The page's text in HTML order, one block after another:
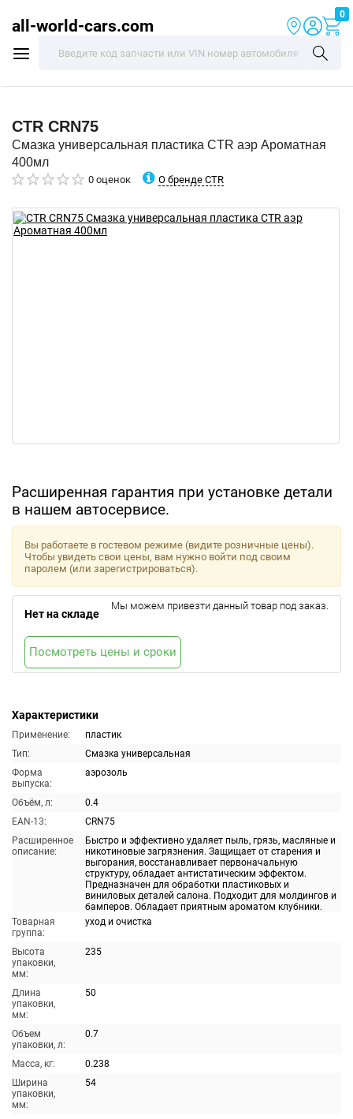
all-world-cars.com
0
CTR CRN75
Смазка универсальная пластика CTR аэр Ароматная
400мл
0 оценок О бренде CTR
Расширенная гарантия при установке детали
в нашем автосервисе.
Характеристики
Применение:
пластик
Тип:
Смазка универсальная
Форма
выпуска:
аэрозоль
Объём, л:
0.4
EAN-13:
CRN75
Расширенное
описание:
Быстро и эффективно удаляет пыль, грязь, масляные и
никотиновые загрязнения. Защищает от старения и
выгорания, восстанавливает первоначальную
структуру, обладает антистатическим эффектом.
Предназначен для обработки пластиковых и
виниловых деталей салона. Подходит для молдингов и
бамперов. Обладает приятным ароматом клубники.
Товарная
группа:
уход и очистка
Высота
упаковки,
мм:
235
Длина
упаковки,
мм:
50
Объем
упаковки, л:
0.7
Масса, кг:
0.238
Ширина
упаковки,
мм:
54
Вы работаете в гостевом режиме (видите розничные цены).
Чтобы увидеть свои цены, вам нужно войти под своим
паролем (или зарегистрироваться).
Нет на складе
Мы можем привезти данный товар под заказ.
Посмотреть цены и сроки